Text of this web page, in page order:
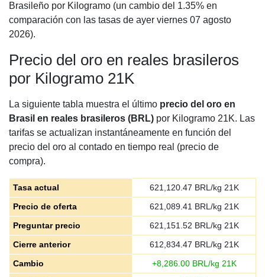
Brasileño por Kilogramo (un cambio del 1.35% en
comparación con las tasas de ayer viernes 07 agosto
2026).
Precio del oro en reales brasileros
por Kilogramo 21K
La siguiente tabla muestra el último precio del oro en
Brasil en reales brasileros (BRL) por Kilogramo 21K. Las
tarifas se actualizan instantáneamente en función del
precio del oro al contado en tiempo real (precio de
compra).
Tasa actual 621,120.47 BRL/kg 21K
Precio de oferta
621,089.41 BRL/kg 21K
Preguntar precio
621,151.52 BRL/kg 21K
Cierre anterior
612,834.47 BRL/kg 21K
Cambio
+8,286.00BRL/kg 21K